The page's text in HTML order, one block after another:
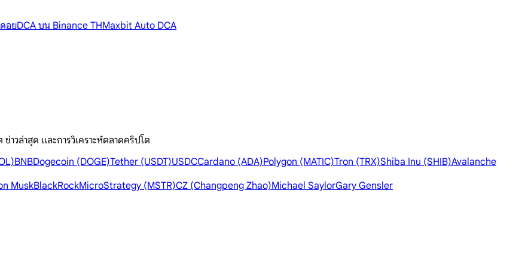
อยDCA บน Binance THMaxbit Auto DCA
วล่าสุด และการวิเคราะห์ตลาดคริปโต
BNBDogecoin (DOGE)Tether (USDT)USDCCardano (ADA)Polygon (MATIC)Tron (TRX)Shiba Inu (SHIB)Avalanche
MuskBlackRockMicroStrategy (MSTR)CZ (Changpeng Zhao)Michael SaylorGary Gensler